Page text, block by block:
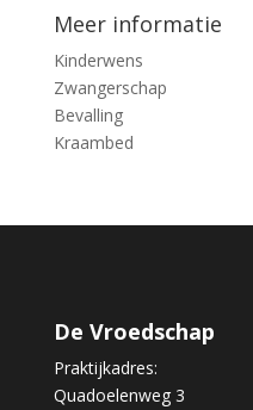
Meer informatie
Kinderwens
Zwangerschap
Bevalling
Kraambed
De Vroedschap
Praktijkadres:
Quadoelenweg 3